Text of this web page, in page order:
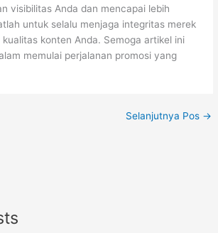
visibilitas Anda dan mencapai lebih
untuk selalu menjaga integritas merek
konten Anda. Semoga artikel ini
memulai perjalanan promosi yang
Selanjutnya Pos →